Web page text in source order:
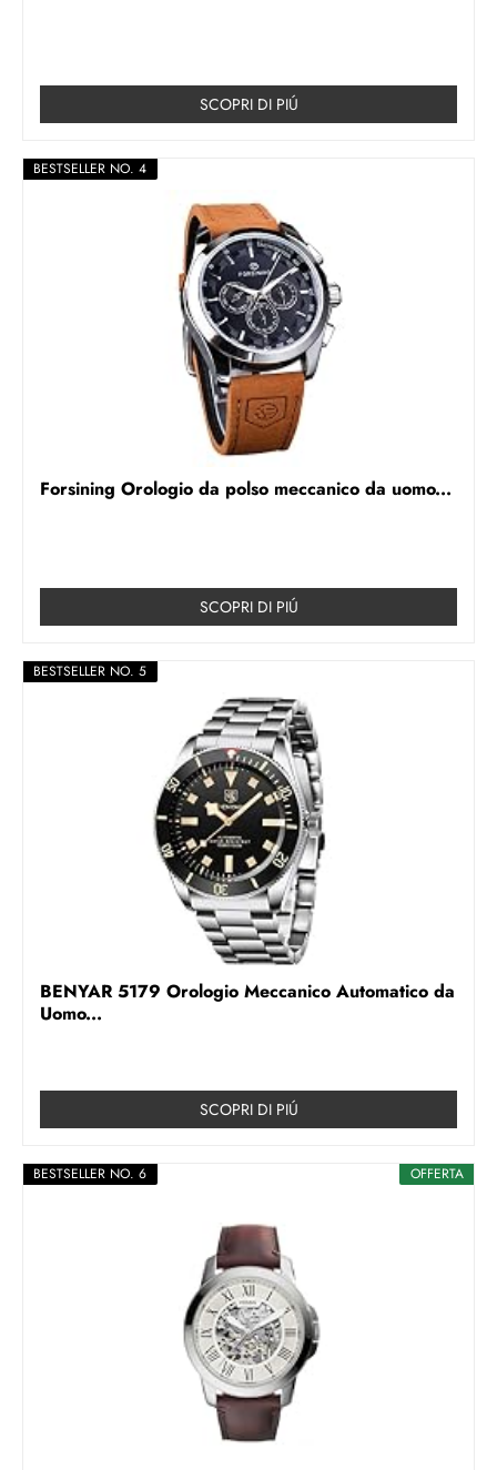
SCOPRI DI PIÚ
BESTSELLER NO. 4
Forsining Orologio da polso meccanico da uomo...
SCOPRI DI PIÚ
BESTSELLER NO. 5
BENYAR 5179 Orologio Meccanico Automatico da
Uomo...
SCOPRI DI PIÚ
OFFERTA
BESTSELLER NO. 6